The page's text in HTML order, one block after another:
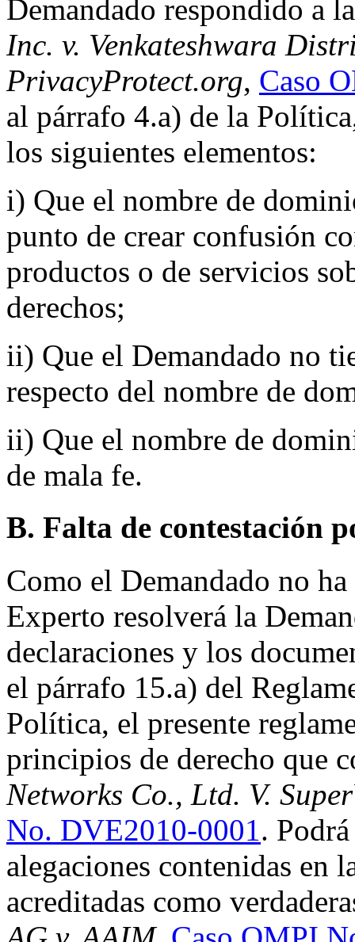
Demandado respondido a
Inc. v. Venkateshwara
PrivacyProtect.org, Caso
al párrafo 4.a) de la
los siguientes elementos:
i) Que el nombre de
punto de crear confusión
productos o de servicios
derechos;
ii) Que el Demandado no
respecto del nombre de
ii) Que el nombre de
de mala fe.
B. Falta de contestación
Como el Demandado no
Experto resolverá la
declaraciones y los
el párrafo 15.a) del
Política, el presente
principios de derecho que
Networks Co., Ltd. V.
No. DVE2010-0001.
alegaciones contenidas en
acreditadas como